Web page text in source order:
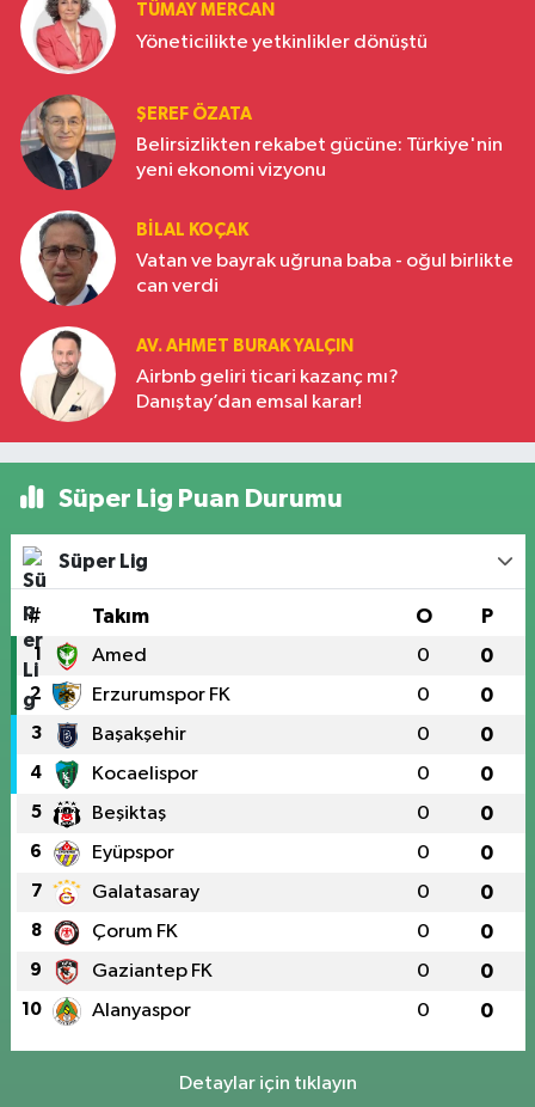
TÜMAY MERCAN
Yöneticilikte yetkinlikler dönüştü
ŞEREF ÖZATA
Belirsizlikten rekabet gücüne: Türkiye'nin
yeni ekonomi vizyonu
BILAL KOÇAK
Vatan ve bayrak uğruna baba - oğul birlikte
can verdi
AV. AHMET BURAK YALÇIN
Airbnb geliri ticari kazanç mı?
Danıştay’dan emsal karar!
Süper Lig Puan Durumu
Süper Lig
# Takım O P
1 Amed 0 0
2 Erzurumspor FK 0 0
3 Başakşehir 0 0
4 Kocaelispor 0 0
5 Beşiktaş 0 0
6 Eyüpspor 0 0
7 Galatasaray 0 0
8 Çorum FK 0 0
9 Gaziantep FK 0 0
10 Alanyaspor 0 0
Detaylar için tıklayın